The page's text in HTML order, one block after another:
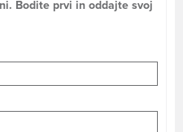
Bodite prvi in oddajte svoj